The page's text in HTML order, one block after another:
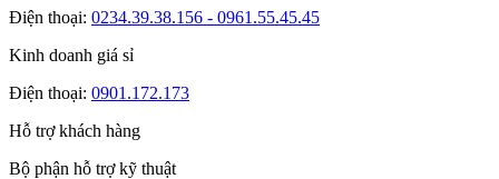
Điện thoại: 0234.39.38.156 - 0961.55.45.45
Kinh doanh giá sỉ
Điện thoại: 0901.172.173
Hỗ trợ khách hàng
Bộ phận hỗ trợ kỹ thuật